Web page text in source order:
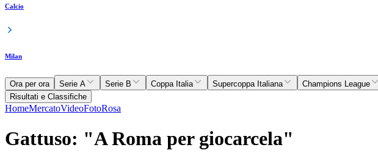
Calcio
Milan
Ora per ora Serie A Serie B Coppa Italia Supercoppa Italiana Champions League
Risultati e Classifiche
HomeMercatoVideoFotoRosa
Gattuso: "A Roma per giocarcela"